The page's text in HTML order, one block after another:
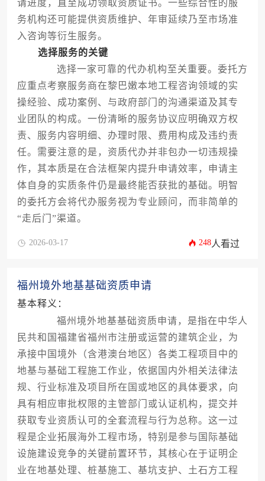
请进度，直至成功领取资质证书。一些综合性的服
务机构还可能提供资质维护、年审延续乃至市场准
入咨询等衍生服务。
选择服务的关键
选择一家可靠的代办机构至关重要。委托方
应重点考察服务商在黎巴嫩本地工程咨询领域的实
操经验、成功案例、与政府部门的沟通渠道及其专
业团队的构成。一份清晰的服务协议应明确双方权
责、服务内容明细、办理时限、费用构成及违约责
任。需要注意的是，资质代办并非包办一切违规操
作，其本质是在合法框架内提升申请效率，申请主
体自身的实质条件仍是最终能否获批的基础。明智
的委托方会将代办服务视为专业顾问，而非简单的
“走后门”渠道。
2026-03-17 248人看过
福州境外地基基础资质申请
基本释义：
福州境外地基基础资质申请，是指在中华人
民共和国福建省福州市注册或运营的建筑企业，为
承接中国境外（含港澳台地区）各类工程项目中的
地基与基础工程施工作业，依据国内外相关法律法
规、行业标准及项目所在国或地区的具体要求，向
具有相应审批权限的主管部门或认证机构，提交并
获取专业资质认可的全套流程与行为总称。这一过
程是企业拓展海外工程市场，特别是参与国际基础
设施建设竞争的关键前置环节，其核心在于证明企
业在地基处理、桩基施工、基坑支护、土石方工程